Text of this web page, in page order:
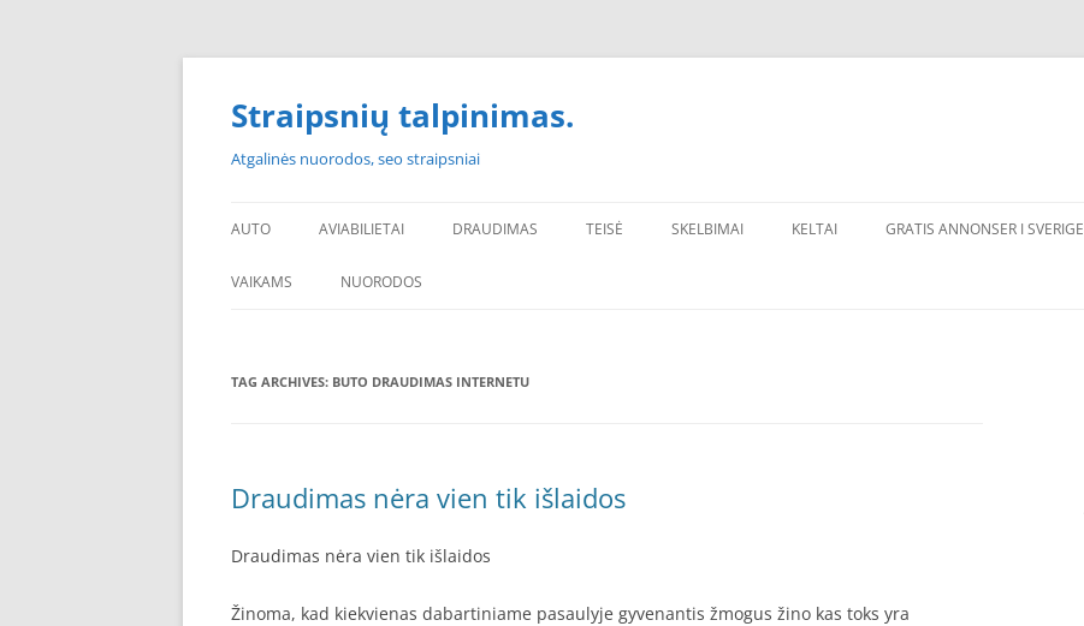
Skip
Straipsnių talpinimas.
Atgalinės nuorodos, seo straipsniai
AUTO AVIABILIETAI DRAUDIMAS TEISĖ SKELBIMAI KELTAI GRATIS ANNONSER I SVERIGE
VAIKAMS NUORODOS
PADANGOS PIGIAU
TAG ARCHIVES: BUTO DRAUDIMAS INTERNETU
Draudimas nėra vien tik išlaidos
Draudimas nėra vien tik išlaidos
Žinoma, kad kiekvienas dabartiniame pasaulyje gyvenantis žmogus žino kas toks yra